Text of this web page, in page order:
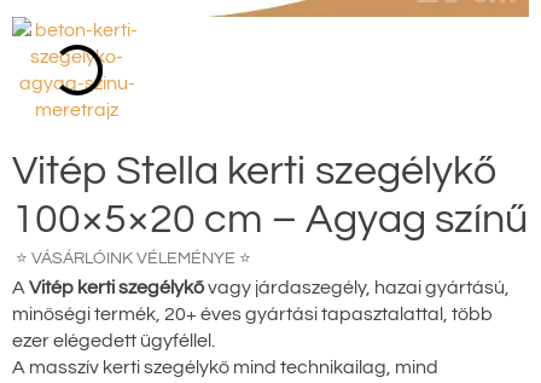
Vitép Stella kerti szegélykő
100×5×20 cm – Agyag színű
⭐ VÁSÁRLÓINK VÉLEMÉNYE ⭐
A Vitép kerti szegélykővagy járdaszegély, hazai gyártású,
minőségi termék, 20+ éves gyártási tapasztalattal, több
ezer elégedett ügyféllel.
A masszív kerti szegélykő mind technikailag, mind